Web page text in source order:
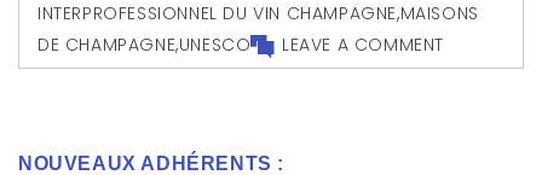
INTERPROFESSIONNEL DU VIN CHAMPAGNE,MAISONS
DE CHAMPAGNE,UNESCO LEAVE A COMMENT
NOUVEAUX ADHÉRENTS :